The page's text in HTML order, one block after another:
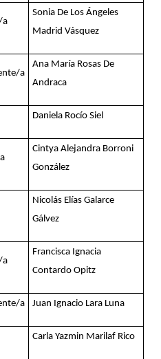
a
Sonia De Los Ángeles
Madrid Vásquez
a
Ana María Rosas De
Andraca
Daniela Rocío Siel
Cintya Alejandra Borroni
González
Nicolás Elías Galarce
Gálvez
a
Francisca Ignacia
Contardo Opitz
a Juan Ignacio Lara Luna
Carla Yazmin Marilaf Rico